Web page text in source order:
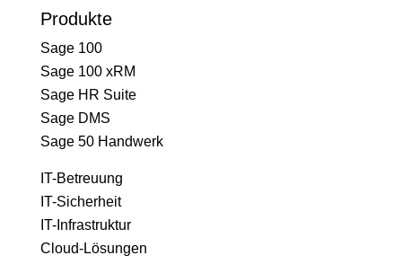
Produkte
Sage 100
Sage 100 xRM
Sage HR Suite
Sage DMS
Sage 50 Handwerk
IT-Betreuung
IT-Sicherheit
IT-Infrastruktur
Cloud-Lösungen